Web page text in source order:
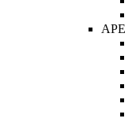
APE